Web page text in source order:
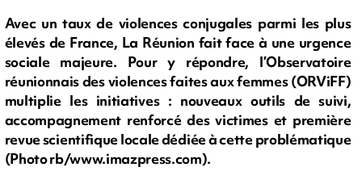
Avec un taux de violences conjugales parmi les plus
élevés de France, La Réunion fait face à une urgence
sociale majeure. Pour y répondre, l’Observatoire
réunionnais des violences faites aux femmes (ORViFF)
multiplie les initiatives : nouveaux outils de suivi,
accompagnement renforcé des victimes et première
revue scientifique locale dédiée à cette problématique
(Photo rb/www.imazpress.com).